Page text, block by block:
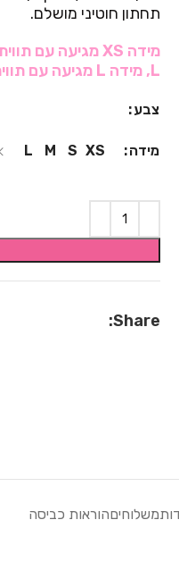
תחתון חוטיני מושלם.
L, מידה L מגיעה עם תווית XL, אין להתייחס**
צבע
מידה XS
S
M
L
Share:
משלוחיםהוראות כביסה